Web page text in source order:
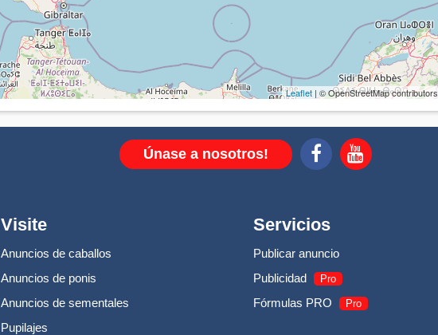
Leaflet | © OpenStreetMap contributors
Únase a nosotros!
Visite
Anuncios de caballos
Anuncios de ponis
Anuncios de sementales
Pupilajes
Servicios
Publicar anuncio
Publicidad
Pro
Fórmulas PRO Pro